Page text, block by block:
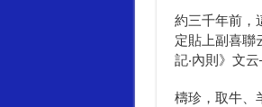
約三千年前，
定貼上副喜聯
記‧內則》文
檮珍，取牛、